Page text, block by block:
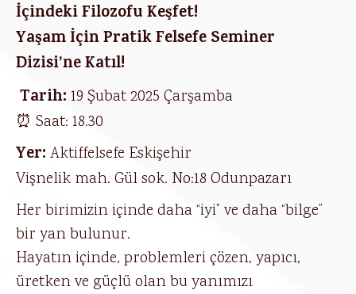
İçindeki Filozofu Keşfet!
Yaşam İçin Pratik Felsefe Seminer
Dizisi’ne Katıl!
Tarih: 19 Şubat 2025 Çarşamba
⏰ Saat: 18.30
Yer: Aktiffelsefe Eskişehir
Vişnelik mah. Gül sok. No:18 Odunpazarı
Her birimizin içinde daha “iyi” ve daha “bilge”
bir yan bulunur.
Hayatın içinde, problemleri çözen, yapıcı,
üretken ve güçlü olan bu yanımızı